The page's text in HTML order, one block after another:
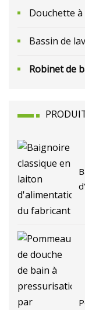
Douchette à
Bassin de
Robinet de